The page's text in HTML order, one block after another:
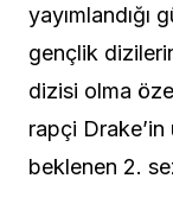
yayımlandığı
gençlik
dizisi olma
rapçi
beklenen 2.